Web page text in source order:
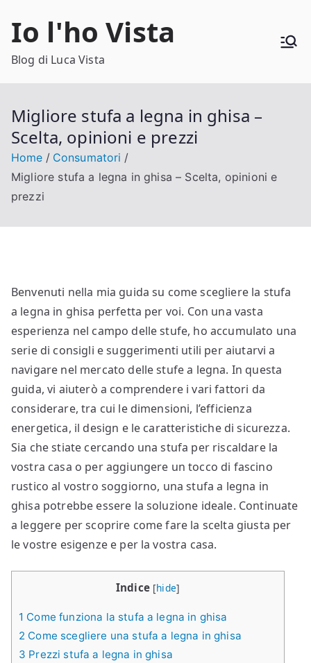
Io l'ho Vista
Blog di Luca Vista
Migliore stufa a legna in ghisa –
Scelta, opinioni e prezzi
Home
Consumatori
Migliore stufa a legna in ghisa – Scelta, opinioni e
prezzi
Benvenuti nella mia guida su come scegliere la stufa
a legna in ghisa perfetta per voi. Con una vasta
esperienza nel campo delle stufe, ho accumulato una
serie di consigli e suggerimenti utili per aiutarvi a
navigare nel mercato delle stufe a legna. In questa
guida, vi aiuterò a comprendere i vari fattori da
considerare, tra cui le dimensioni, l’efficienza
energetica, il design e le caratteristiche di sicurezza.
Sia che stiate cercando una stufa per riscaldare la
vostra casa o per aggiungere un tocco di fascino
rustico al vostro soggiorno, una stufa a legna in
ghisa potrebbe essere la soluzione ideale. Continuate
a leggere per scoprire come fare la scelta giusta per
le vostre esigenze e per la vostra casa.
Indice [hide]
1 Come funziona la stufa a legna in ghisa
2 Come scegliere una stufa a legna in ghisa
3 Prezzi stufa a legna in ghisa